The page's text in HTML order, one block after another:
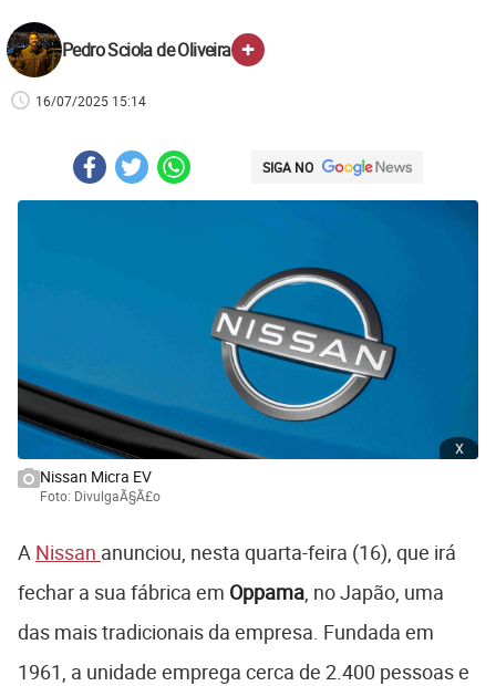
Pedro Sciola de Oliveira +
16/07/2025 15:14
SIGA NO
x
Nissan Micra EV
Foto: DivulgaÃ§Ã£o
A Nissan anunciou, nesta quarta-feira (16), que irá
fechar a sua fábrica em Oppama , no Japão, uma
das mais tradicionais da empresa. Fundada em
1961, a unidade emprega cerca de 2.400 pessoas e